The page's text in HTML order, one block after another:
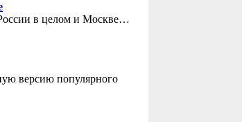
в целом и Москве…
версию популярного